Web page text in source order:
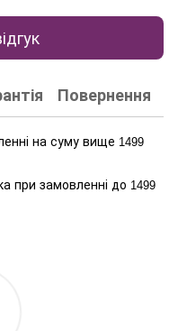
Повернення
на суму вище 1499
при замовленні до 1499